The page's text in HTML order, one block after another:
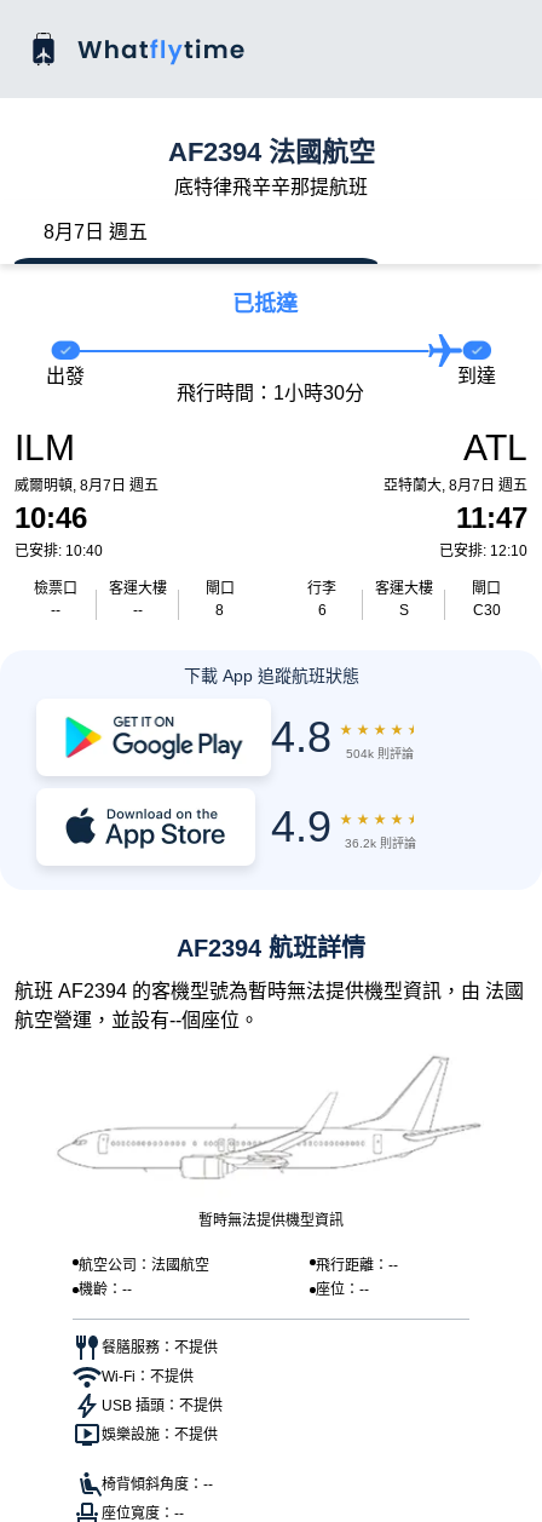
AF2394 法國航空
底特律飛辛辛那提航班
8月7日 週五
已抵達
ILM
威爾明頓, 8月7日 週五
10:46
已安排: 10:40
檢票口
--
客運大樓
--
閘口
8
出發
飛行時間：1小時30分
到達
ATL
亞特蘭大, 8月7日 週五
11:47
已安排: 12:10
行李
6
客運大樓
S
閘口
C30
下載 App 追蹤航班狀態
4.8 ★ ★ ★ ★ ★
504k 則評論
4.9 ★ ★ ★ ★ ★
36.2k 則評論
AF2394 航班詳情
航班 AF2394 的客機型號為暫時無法提供機型資訊，由 法國
航空營運，並設有--個座位。
暫時無法提供機型資訊
航空公司：法國航空
飛行距離：--
機齡：--
座位：--
餐膳服務：不提供
Wi-Fi：不提供
USB 插頭：不提供
娛樂設施：不提供
椅背傾斜角度：--
座位寬度：--